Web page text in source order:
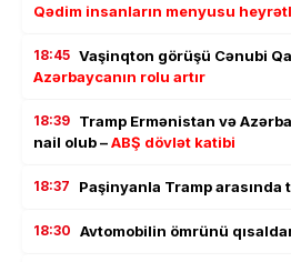
Qədim insanların menyusu
18:45 Vaşinqton görüşü Cənubi
Azərbaycanın rolu artır
18:39 Tramp Ermənistan və
nail olub –ABŞ dövlət katibi
18:37 Paşinyanla Tramp arasında
18:30 Avtomobilin ömrünü